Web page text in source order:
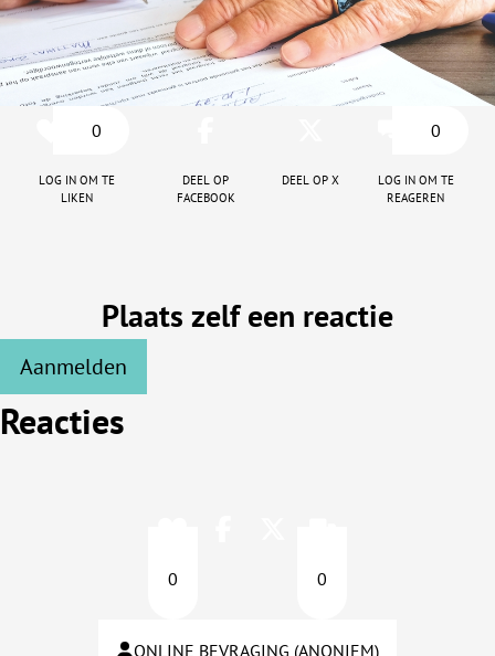
0
Log in om te
liken
Deel op
facebook
Deel op X
0
Log in om te
reageren
Plaats zelf een reactie
Aanmelden
Reacties
0 0
ONLINE BEVRAGING (ANONIEM)